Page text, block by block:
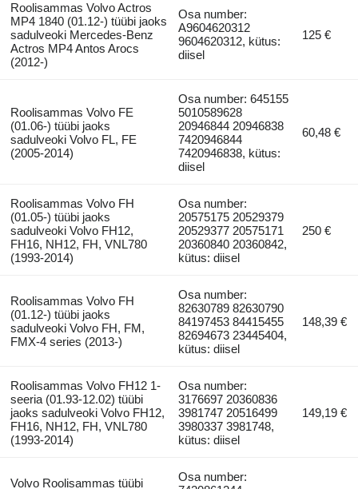
Roolisammas Volvo Actros
MP4 1840 (01.12-) tüübi jaoks
sadulveoki Mercedes-Benz
Actros MP4 Antos Arocs
(2012-)
Osa number:
A9604620312
9604620312, kütus:
diisel
125 €
Roolisammas Volvo FE
(01.06-) tüübi jaoks
sadulveoki Volvo FL, FE
(2005-2014)
Osa number: 645155
5010589628
20946844 20946838
7420946844
7420946838, kütus:
diisel
60,48 €
Roolisammas Volvo FH
(01.05-) tüübi jaoks
sadulveoki Volvo FH12,
FH16, NH12, FH, VNL780
(1993-2014)
Osa number:
20575175 20529379
20529377 20575171
20360840 20360842,
kütus: diisel
250 €
Roolisammas Volvo FH
(01.12-) tüübi jaoks
sadulveoki Volvo FH, FM,
FMX-4 series (2013-)
Osa number:
82630789 82630790
84197453 84415455
82694673 23445404,
kütus: diisel
148,39 €
Roolisammas Volvo FH12 1-
seeria (01.93-12.02) tüübi
jaoks sadulveoki Volvo FH12,
FH16, NH12, FH, VNL780
(1993-2014)
Osa number:
3176697 20360836
3981747 20516499
3980337 3981748,
kütus: diisel
149,19 €
Volvo Roolisammas tüübi
Osa number: